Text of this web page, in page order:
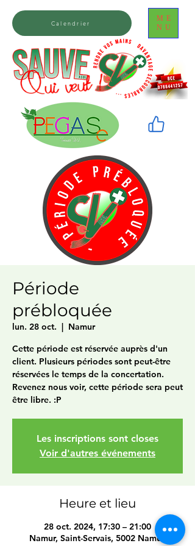
ME
NU
Calendrier
Période
prébloquée
lun. 28 oct.
  |
Namur
Cette période est réservée auprès d'un
client. Plusieurs périodes sont peut-être
réservées le temps de la concertation.
Revenez nous voir, cette période sera peut
être libre. :P
Les inscriptions sont closes
Voir d'autres événements
Heure et lieu
28 oct. 2024, 17:30 – 21:00
Namur, Saint-Servais, 5002 Namur,